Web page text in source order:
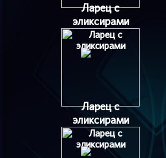
Ларец с
эликсирами
Ларец с
эликсирами